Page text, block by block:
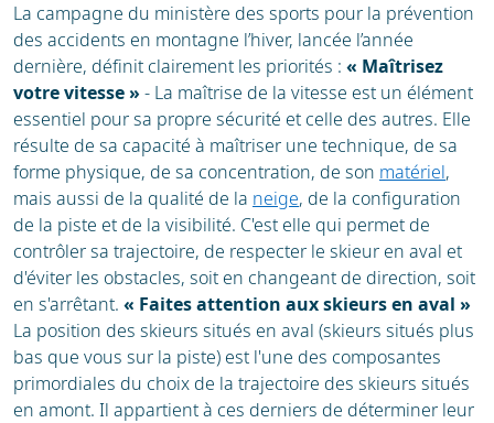
La campagne du ministère des sports pour la prévention
des accidents en montagne l’hiver, lancée l’année
dernière, définit clairement les priorités : « Maîtrisez
votre vitesse »- La maîtrise de la vitesse est un élément
essentiel pour sa propre sécurité et celle des autres. Elle
résulte de sa capacité à maîtriser une technique, de sa
forme physique, de sa concentration, de son matériel,
mais aussi de la qualité de la neige, de la configuration
de la piste et de la visibilité. C'est elle qui permet de
contrôler sa trajectoire, de respecter le skieur en aval et
d'éviter les obstacles, soit en changeant de direction, soit
en s'arrêtant. « Faites attention aux skieurs en aval »
La position des skieurs situés en aval (skieurs situés plus
bas que vous sur la piste) est l'une des composantes
primordiales du choix de la trajectoire des skieurs situés
en amont. Il appartient à ces derniers de déterminer leur